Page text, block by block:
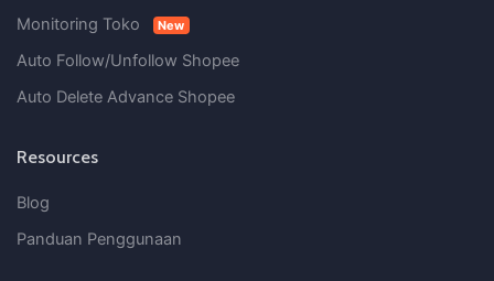
Monitoring Toko
New
Auto Follow/Unfollow Shopee
Auto Delete Advance Shopee
Resources
Blog
Panduan Penggunaan